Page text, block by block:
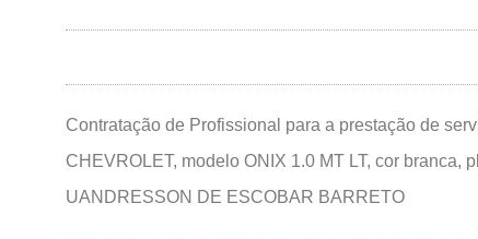
Contratação de Profissional para a prestação de
CHEVROLET, modelo ONIX 1.0 MT LT, cor
UANDRESSON DE ESCOBAR BARRETO